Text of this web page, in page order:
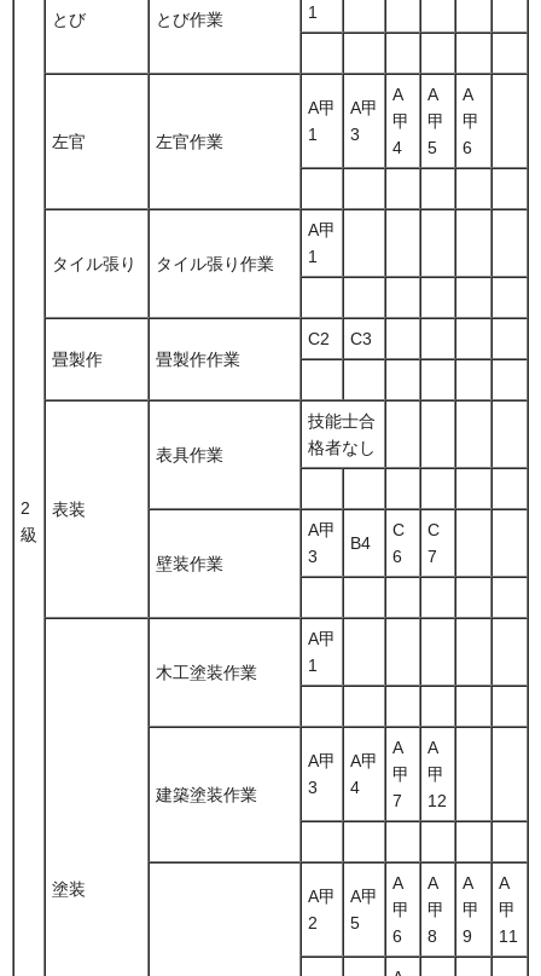
2
級
とび とび作業
1
左官 左官作業
A甲
1
A甲
3
A
甲
4
A
甲
5
A
甲
6
タイル張り タイル張り作業
A甲
1
畳製作 畳製作作業
C2 C3
表装
表具作業
技能士合
格者なし
壁装作業
A甲
3
B4
C
6
C
7
塗装
木工塗装作業
A甲
1
建築塗装作業
A甲
3
A甲
4
A
甲
7
A
甲
12
A甲
2
A甲
5
A
甲
6
A
甲
8
A
甲
9
A
甲
11